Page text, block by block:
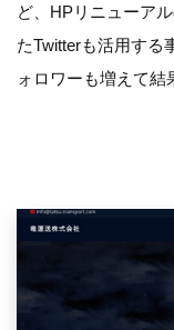
ど、HPリニューア
たTwitterも活用する
ォロワーも増えて結